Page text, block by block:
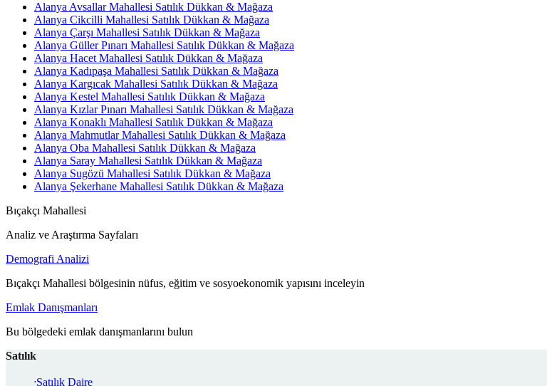
Alanya Avsallar Mahallesi Satılık Dükkan & Mağaza
Alanya Cikcilli Mahallesi Satılık Dükkan & Mağaza
Alanya Çarşı Mahallesi Satılık Dükkan & Mağaza
Alanya Güller Pınarı Mahallesi Satılık Dükkan & Mağaza
Alanya Hacet Mahallesi Satılık Dükkan & Mağaza
Alanya Kadıpaşa Mahallesi Satılık Dükkan & Mağaza
Alanya Kargıcak Mahallesi Satılık Dükkan & Mağaza
Alanya Kestel Mahallesi Satılık Dükkan & Mağaza
Alanya Kızlar Pınarı Mahallesi Satılık Dükkan & Mağaza
Alanya Konaklı Mahallesi Satılık Dükkan & Mağaza
Alanya Mahmutlar Mahallesi Satılık Dükkan & Mağaza
Alanya Oba Mahallesi Satılık Dükkan & Mağaza
Alanya Saray Mahallesi Satılık Dükkan & Mağaza
Alanya Sugözü Mahallesi Satılık Dükkan & Mağaza
Alanya Şekerhane Mahallesi Satılık Dükkan & Mağaza
Bıçakçı Mahallesi
Analiz ve Araştırma Sayfaları
Demografi Analizi
Bıçakçı Mahallesi bölgesinin nüfus, eğitim ve sosyoekonomik yapısını inceleyin
Emlak Danışmanları
Bu bölgedeki emlak danışmanlarını bulun
Satılık
Satılık Daire